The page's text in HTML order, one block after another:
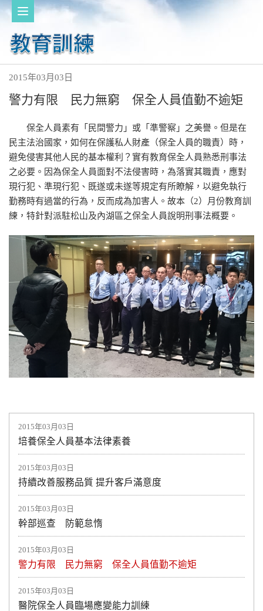
2015年03月03日
培養保全人員基本法律素養
2015年03月03日
持續改善服務品質 提升客戶滿意度
2015年03月03日
幹部巡查 防範怠惰
2015年03月03日
警力有限 民力無窮 保全人員值勤不逾矩
2015年03月03日
醫院保全人員臨場應變能力訓練
2015年03月03日
警力有限 民力無窮 保全人員值勤不逾矩
保全人員素有「民間警力」或「準警察」之美譽。但是在
民主法治國家，如何在保護私人財產（保全人員的職責）時，
避免侵害其他人民的基本權利？實有教育保全人員熟悉刑事法
之必要。因為保全人員面對不法侵害時，為落實其職責，應對
現行犯、準現行犯、既遂或未遂等規定有所瞭解，以避免執行
勤務時有過當的行為，反而成為加害人。故本（2）月份教育訓
練，特針對派駐松山及內湖區之保全人員說明刑事法概要。